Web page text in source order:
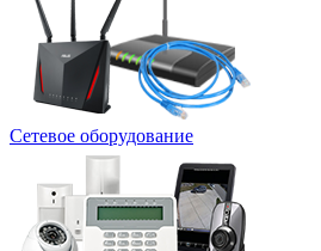
Сетевое оборудование